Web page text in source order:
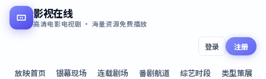
影视在线
高清电影电视剧 · 海量资源免费播放
放映首页 银幕现场 连载剧场 番剧航道 综艺时段 类型策展
登录 注册